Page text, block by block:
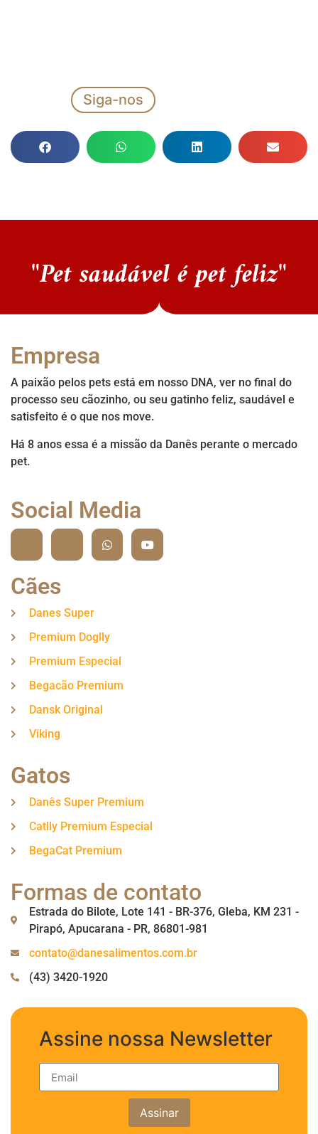
Siga-nos
"Pet saudável é pet feliz"
Empresa
A paixão pelos pets está em nosso DNA, ver no final do
processo seu cãozinho, ou seu gatinho feliz, saudável e
satisfeito é o que nos move.
Há 8 anos essa é a missão da Danês perante o mercado
pet.
Social Media
Cães
Danes Super
Premium Doglly
Premium Especial
Begacão Premium
Dansk Original
Viking
Gatos
Danês Super Premium
Catlly Premium Especial
BegaCat Premium
Formas de contato
Estrada do Bilote, Lote 141 - BR-376, Gleba, KM 231 -
Pirapó, Apucarana - PR, 86801-981
contato@danesalimentos.com.br
(43) 3420-1920
Assine nossa Newsletter
Assinar